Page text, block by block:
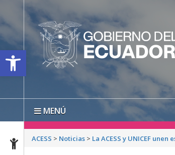
Open toolbar
MENÚ
ACESS > Noticias > La ACESS y UNICEF